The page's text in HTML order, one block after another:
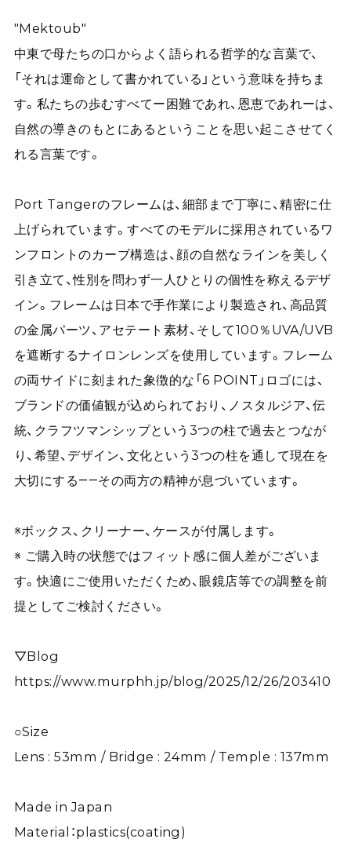
"Mektoub"
中東で母たちの口からよく語られる哲学的な言葉で、
「それは運命として書かれている」という意味を持ちま
す。私たちの歩むすべてー困難であれ、恩恵であれーは、
自然の導きのもとにあるということを思い起こさせてく
れる言葉です。
Port Tangerのフレームは、細部まで丁寧に、精密に仕
上げられています。すべてのモデルに採用されているワ
ンフロントのカーブ構造は、顔の自然なラインを美しく
引き立て、性別を問わず一人ひとりの個性を称えるデザ
イン。フレームは日本で手作業により製造され、高品質
の金属パーツ、アセテート素材、そして100％UVA/UVB
を遮断するナイロンレンズを使用しています。フレーム
の両サイドに刻まれた象徴的な「6 POINT」ロゴには、
ブランドの価値観が込められており、ノスタルジア、伝
統、クラフツマンシップという3つの柱で過去とつなが
り、希望、デザイン、文化という3つの柱を通して現在を
大切にする――その両方の精神が息づいています。
※ボックス、クリーナー、ケースが付属します。
※ ご購入時の状態ではフィット感に個人差がございま
す。快適にご使用いただくため、眼鏡店等での調整を前
提としてご検討ください。
▽Blog
https://www.murphh.jp/blog/2025/12/26/203410
○Size
Lens : 53mm / Bridge : 24mm / Temple : 137mm
Made in Japan
Material：plastics(coating)